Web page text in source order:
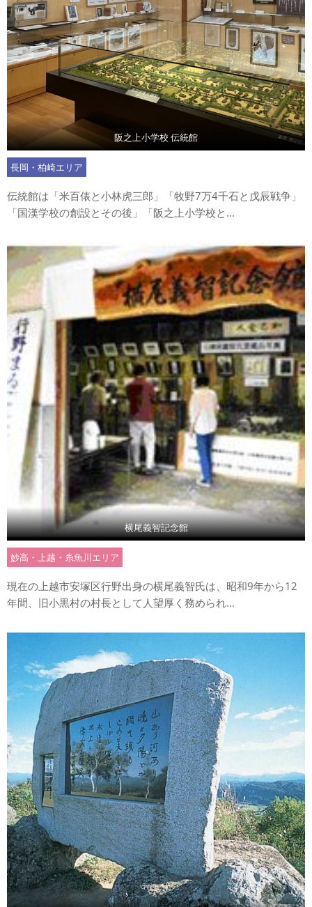
阪之上小学校 伝統館
長岡・柏崎エリア
伝統館は「米百俵と小林虎三郎」「牧野7万4千石と戊辰戦争」
「国漢学校の創設とその後」「阪之上小学校と...
横尾義智記念館
妙高・上越・糸魚川エリア
現在の上越市安塚区行野出身の横尾義智氏は、昭和9年から12
年間、旧小黒村の村長として人望厚く務められ...